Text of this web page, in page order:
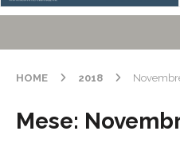
HOME 2018
Mese: